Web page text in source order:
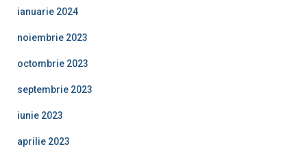
ianuarie 2024
noiembrie 2023
octombrie 2023
septembrie 2023
iunie 2023
aprilie 2023